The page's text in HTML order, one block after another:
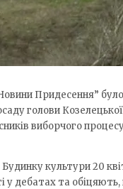
Придесення”
голови
виборчого
культури 20
у дебатах та обіцяють,